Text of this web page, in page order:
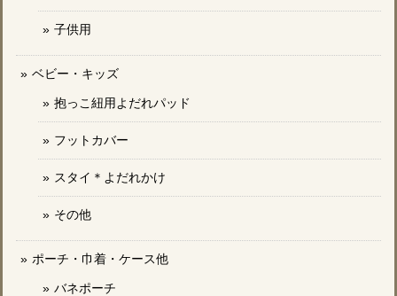
子供用
ベビー・キッズ
抱っこ紐用よだれパッド
フットカバー
スタイ＊よだれかけ
その他
ポーチ・巾着・ケース他
バネポーチ